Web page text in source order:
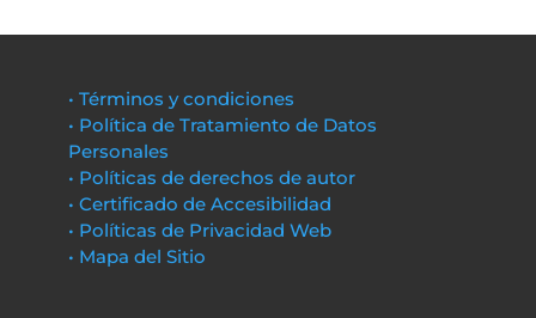
• Términos y condiciones
• Política de Tratamiento de Datos
Personales
• Políticas de derechos de autor
• Certificado de Accesibilidad
• Políticas de Privacidad Web
• Mapa del Sitio